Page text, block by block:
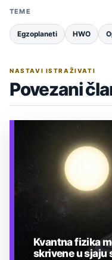
TEME
Egzoplaneti HWO
NASTAVI ISTRAŽIVATI
Povezani
Kvantna fizika
skrivene u sjaju